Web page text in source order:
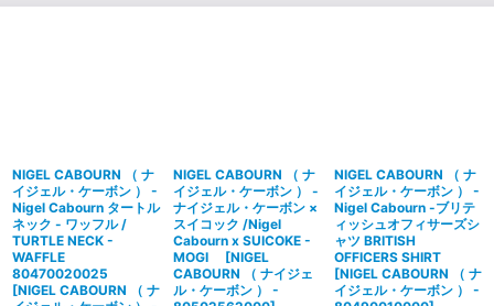
NIGEL CABOURN （ ナ
イジェル・ケーボン ） -
Nigel Cabourn タートル
ネック - ワッフル /
TURTLE NECK -
WAFFLE
80470020025
[NIGEL CABOURN （ ナ
NIGEL CABOURN （ ナ
イジェル・ケーボン ） -
ナイジェル・ケーボン ×
スイコック /Nigel
Cabourn x SUICOKE -
MOGI
[NIGEL
CABOURN （ ナイジェ
ル・ケーボン ） -
NIGEL CABOURN （ ナ
イジェル・ケーボン ） -
Nigel Cabourn -ブリテ
ィッシュオフィサーズシ
ャツ BRITISH
OFFICERS SHIRT
[NIGEL CABOURN （ ナ
イジェル・ケーボン ） -